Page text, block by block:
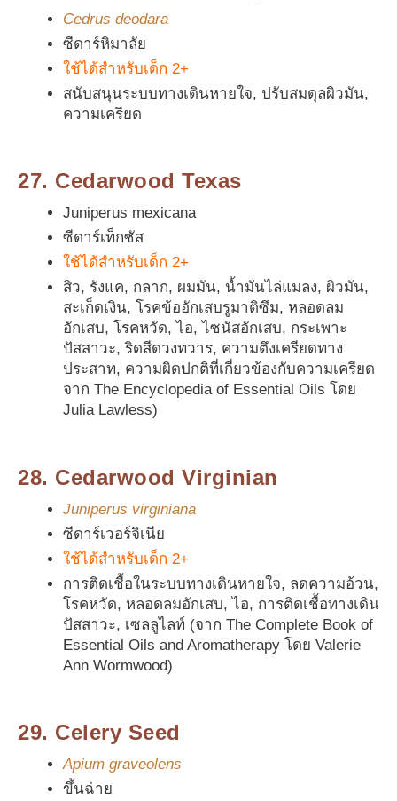
Cedrus deodara
ซีดาร์หิมาลัย
ใช้ได้สำหรับเด็ก 2+
สนับสนุนระบบทางเดินหายใจ, ปรับสมดุลผิวมัน,
ความเครียด
27. Cedarwood Texas
Juniperus mexicana
ซีดาร์เท็กซัส
ใช้ได้สำหรับเด็ก 2+
สิว, รังแค, กลาก, ผมมัน, น้ำมันไล่แมลง, ผิวมัน,
สะเก็ดเงิน, โรคข้ออักเสบรูมาติซึม, หลอดลม
อักเสบ, โรคหวัด, ไอ, ไซนัสอักเสบ, กระเพาะ
ปัสสาวะ, ริดสีดวงทวาร, ความตึงเครียดทาง
ประสาท, ความผิดปกติที่เกี่ยวข้องกับความเครียด
จาก The Encyclopedia of Essential Oils โดย
Julia Lawless)
28. Cedarwood Virginian
Juniperus virginiana
ซีดาร์เวอร์จิเนีย
ใช้ได้สำหรับเด็ก 2+
การติดเชื้อในระบบทางเดินหายใจ, ลดความอ้วน,
โรคหวัด, หลอดลมอักเสบ, ไอ, การติดเชื้อทางเดิน
ปัสสาวะ, เซลลูไลท์ (จาก The Complete Book of
Essential Oils and Aromatherapy โดย Valerie
Ann Wormwood)
29. Celery Seed
Apium graveolens
ขึ้นฉ่าย